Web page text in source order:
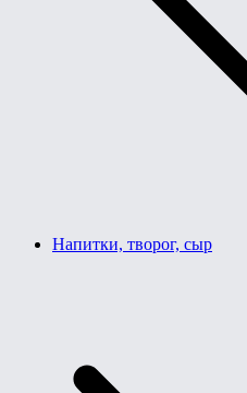
Напитки, творог, сыр